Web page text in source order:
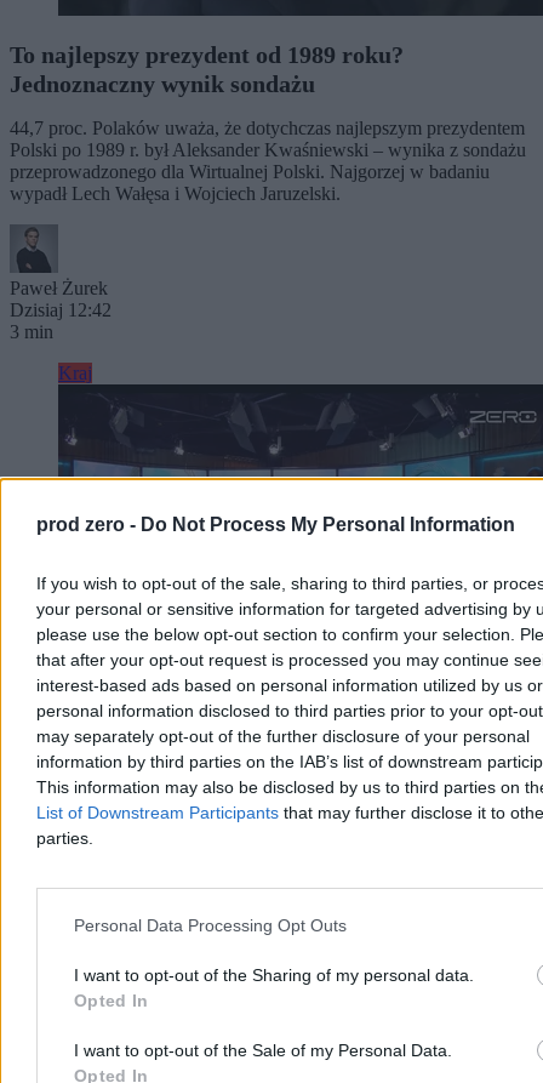
prod zero - Do Not Process My Personal Information
If you wish to opt-out of the sale, sharing to third parties, or
your personal or sensitive information for targeted advertising by
please use the below opt-out section to confirm your selection.
that after your opt-out request is processed you may continue
interest-based ads based on personal information utilized by us or
personal information disclosed to third parties prior to your opt-
may separately opt-out of the further disclosure of your personal
information by third parties on the IAB’s list of downstream
This information may also be disclosed by us to third parties on
List of Downstream Participants that may further disclose it to
parties.
Personal Data Processing Opt Outs
I want to opt-out of the Sharing of my personal data.
Opted In
I want to opt-out of the Sale of my Personal Data.
Opted In
To najlepszy prezydent od 1989 roku?
Jednoznaczny wynik sondażu
44,7 proc. Polaków uważa, że dotychczas najlepszym prezydentem
Polski po 1989 r. był Aleksander Kwaśniewski – wynika z sondażu
przeprowadzonego dla Wirtualnej Polski. Najgorzej w badaniu
wypadł Lech Wałęsa i Wojciech Jaruzelski.
Paweł Żurek
Dzisiaj 12:42
3 min
Kraj
Kłótnia polityków o rakietę. Zembaczyński ostro
zaatakował PiS i Konfederację
Kwestia niedziałających systemów ostrzegania oraz rakiety Ch-101,
która w ubiegłym tygodniu eksplodowała w woj. lubelskim,
oraz Konfederacji oskarżyli rządzących o okłamywanie obywateli. –
Jakbym słuchał Russia Today: państwo nie działa, państwo z tektury
– opierał te argumenty Witold Zembaczyński z KO.
Dzisiaj 11:22